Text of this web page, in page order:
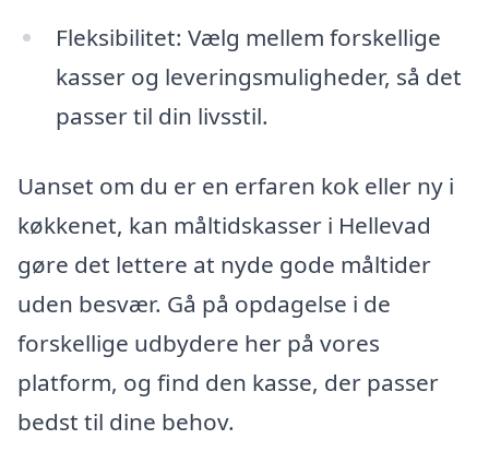
Fleksibilitet: Vælg mellem forskellige
kasser og leveringsmuligheder, så det
passer til din livsstil.
Uanset om du er en erfaren kok eller ny i
køkkenet, kan måltidskasser i Hellevad
gøre det lettere at nyde gode måltider
uden besvær. Gå på opdagelse i de
forskellige udbydere her på vores
platform, og find den kasse, der passer
bedst til dine behov.